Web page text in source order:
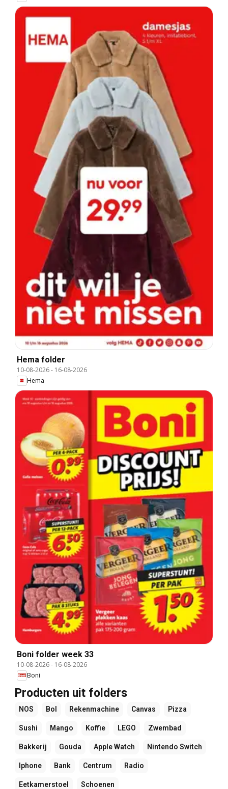
Hema folder
10-08-2026- 16-08-2026
Hema
Boni folder week 33
10-08-2026- 16-08-2026
Boni
Producten uit folders
NOS Bol Rekenmachine Canvas Pizza
Sushi Mango Koffie LEGO Zwembad
Bakkerij Gouda Apple Watch Nintendo Switch
Iphone Bank Centrum Radio
Eetkamerstoel Schoenen